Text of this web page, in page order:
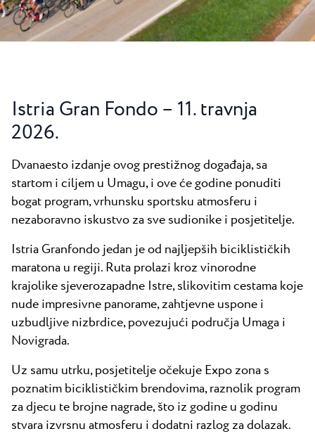
Plaže
Plava Laguna Sport
Gastronomija
Pepi Club
Istražite sve
Novosti
Kontakt
Istria Gran Fondo – 11. travnja
2026.
Dvanaesto izdanje ovog prestižnog događaja, sa
startom i ciljem u Umagu, i ove će godine ponuditi
bogat program, vrhunsku sportsku atmosferu i
nezaboravno iskustvo za sve sudionike i posjetitelje.
Istria Granfondo jedan je od najljepših biciklističkih
maratona u regiji. Ruta prolazi kroz vinorodne
krajolike sjeverozapadne Istre, slikovitim cestama koje
nude impresivne panorame, zahtjevne uspone i
uzbudljive nizbrdice, povezujući područja Umaga i
Novigrada.
Uz samu utrku, posjetitelje očekuje Expo zona s
poznatim biciklističkim brendovima, raznolik program
za djecu te brojne nagrade, što iz godine u godinu
stvara izvrsnu atmosferu i dodatni razlog za dolazak.